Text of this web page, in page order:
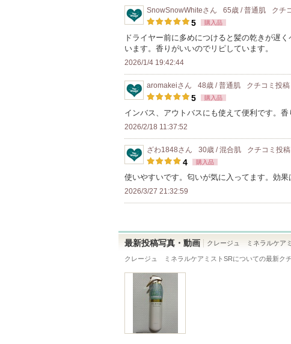
ン
バ
ー
に
に
入
登
録
れ
す
SnowSnowWhiteさん 65歳 / 普通肌 クチ
5 購入品
ドライヤー前に多めにつけると髪の乾きが遅
います。香りがいいのでリピしています。
2026/1/4 19:42:44
aromakeiさん 48歳 / 普通肌 クチコミ投稿
5 購入品
インバス、アウトバスにも使えて便利です。
2026/2/18 11:37:52
ざわ1848さん 30歳 / 混合肌 クチコミ投稿
4 購入品
使いやすいです。匂いが気に入ってます。効
2026/3/27 21:32:59
最新投稿写真・動画 クレージュ ミネラルケア
クレージュ ミネラルケアミストSRについての最新ク